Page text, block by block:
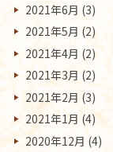
2021年6月 (3)
2021年5月 (2)
2021年4月 (2)
2021年3月 (2)
2021年2月 (3)
2021年1月 (4)
2020年12月 (4)